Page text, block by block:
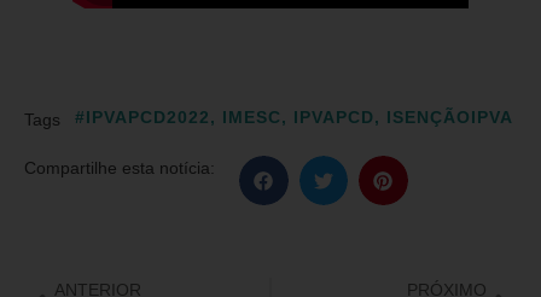
Tags #IPVAPCD2022, IMESC, IPVAPCD, ISENÇÃOIPVA
Compartilhe esta notícia:
ANTERIOR PRÓXIMO